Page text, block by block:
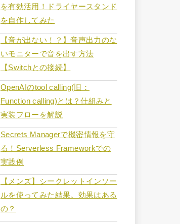
を有効活用！ドライヤースタンド
を自作してみた
【音が出ない！？】音声出力のな
いモニターで音を出す方法
【Switchとの接続】
OpenAIのtool calling(旧：
Function calling)とは？仕組みと
実装フローを解説
Secrets Managerで機密情報を守
る！Serverless Frameworkでの
実践例
【メンズ】シークレットインソー
ルを使ってみた結果。効果はある
の？